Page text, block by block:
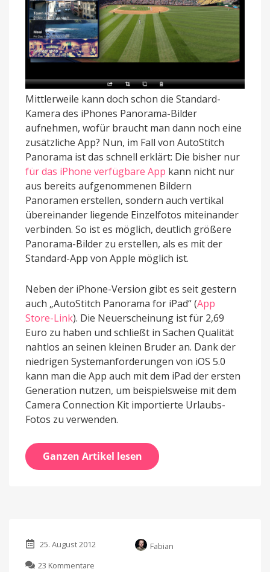
Mittlerweile kann doch schon die Standard-
Kamera des iPhones Panorama-Bilder
aufnehmen, wofür braucht man dann noch eine
zusätzliche App? Nun, im Fall von AutoStitch
Panorama ist das schnell erklärt: Die bisher nur
für das iPhone verfügbare App kann nicht nur
aus bereits aufgenommenen Bildern
Panoramen erstellen, sondern auch vertikal
übereinander liegende Einzelfotos miteinander
verbinden. So ist es möglich, deutlich größere
Panorama-Bilder zu erstellen, als es mit der
Standard-App von Apple möglich ist.
Neben der iPhone-Version gibt es seit gestern
auch „AutoStitch Panorama for iPad“ (App
Store-Link). Die Neuerscheinung ist für 2,69
Euro zu haben und schließt in Sachen Qualität
nahtlos an seinen kleinen Bruder an. Dank der
niedrigen Systemanforderungen von iOS 5.0
kann man die App auch mit dem iPad der ersten
Generation nutzen, um beispielsweise mit dem
Camera Connection Kit importierte Urlaubs-
Fotos zu verwenden.
Ganzen Artikel lesen
25. August 2012
Fabian
23 Kommentare